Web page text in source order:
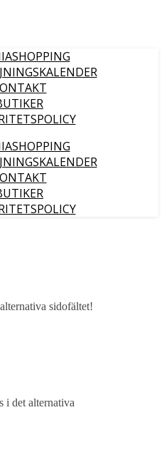
sidofältet!
i det alternativa